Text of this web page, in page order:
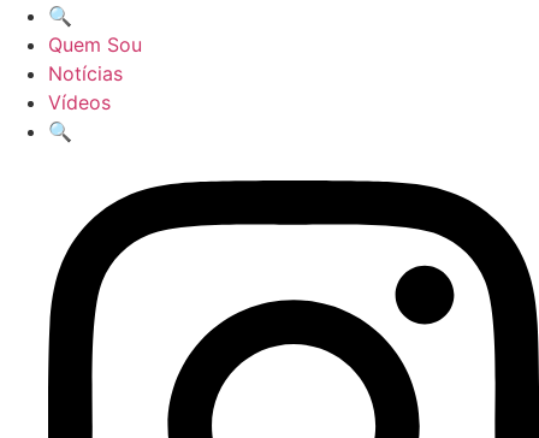
🔍
Quem Sou
Notícias
Vídeos
🔍